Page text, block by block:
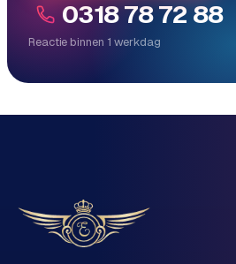
0318 78 72 88
Reactie binnen 1 werkdag
Direct persoonlijk contact, geen
Vertel ons over
Naam